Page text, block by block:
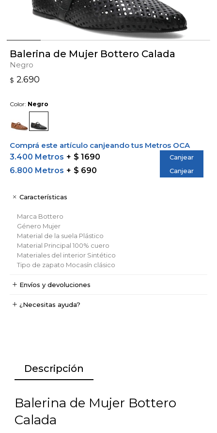
Balerina de Mujer Bottero Calada
Negro
$ 2.690
Color: Negro
Comprá este artículo canjeando tus Metros OCA
3.400 Metros
$ 1690 Canjear
6.800 Metros $ 690 Canjear
Características
Marca Bottero
Género Mujer
Material de la suela Plástico
Material Principal 100% cuero
Materiales del interior Sintético
Tipo de zapato Mocasín clásico
Envíos y devoluciones
¿Necesitas ayuda?
Descripción
Balerina de Mujer Bottero
Calada